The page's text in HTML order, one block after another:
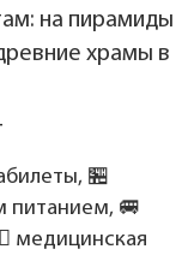
на пирамиды
храмы в
🏪
питанием, 🚐
медицинская